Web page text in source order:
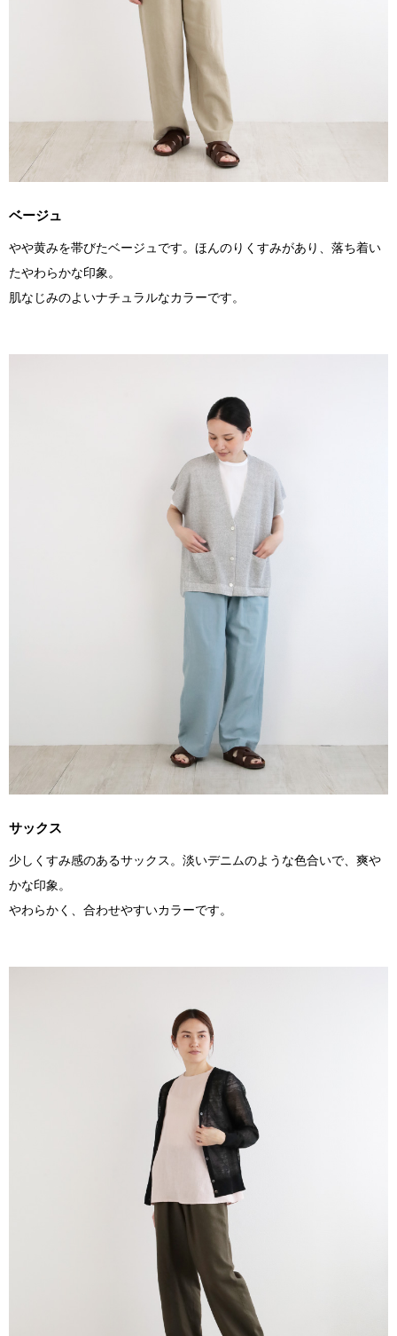
ベージュ
やや黄みを帯びたベージュです。ほんのりくすみがあり、落ち着い
たやわらかな印象。
肌なじみのよいナチュラルなカラーです。
サックス
少しくすみ感のあるサックス。淡いデニムのような色合いで、爽や
かな印象。
やわらかく、合わせやすいカラーです。